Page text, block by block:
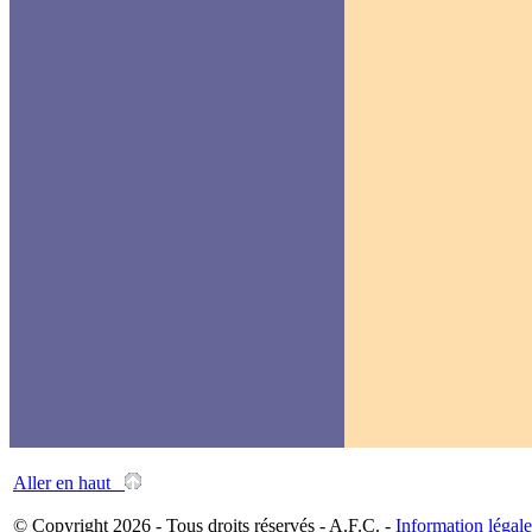
Aller en haut
© Copyright 2026 - Tous droits réservés - A.F.C. - Information légale